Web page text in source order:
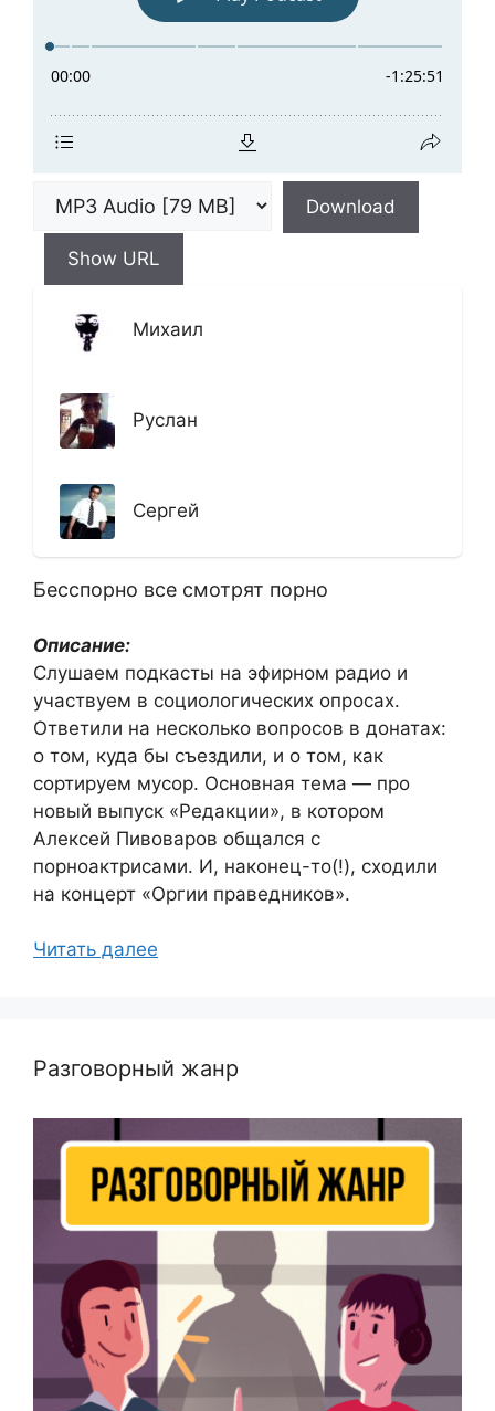
Download
Show URL
Михаил
Руслан
Сергей
Бесспорно все смотрят порно
Описание:
Слушаем подкасты на эфирном радио и
участвуем в социологических опросах.
Ответили на несколько вопросов в донатах:
о том, куда бы съездили, и о том, как
сортируем мусор. Основная тема — про
новый выпуск «Редакции», в котором
Алексей Пивоваров общался с
порноактрисами. И, наконец-то(!), сходили
на концерт «Оргии праведников».
Читать далее
Разговорный жанр